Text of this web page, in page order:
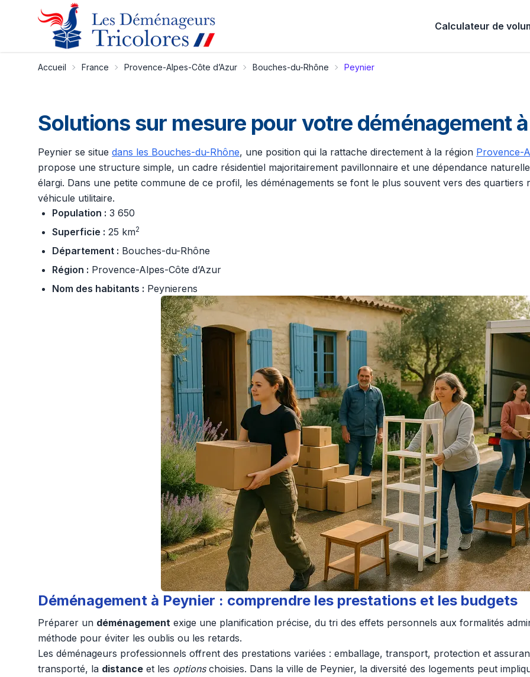
Calculateur de
Accueil France Provence-Alpes-Côte d’Azur Bouches-du-Rhône Peynier
Solutions sur mesure pour votre déménagement
Peynier se situe dans les Bouches-du-Rhône, une position qui la rattache directement à la région Provence-
propose une structure simple, un cadre résidentiel majoritairement pavillonnaire et une dépendance
élargi. Dans une petite commune de ce profil, les déménagements se font le plus souvent vers des quartiers
véhicule utilitaire.
Population : 3 650
Superficie : 25 km2
Département : Bouches-du-Rhône
Région : Provence-Alpes-Côte d’Azur
Nom des habitants : Peynierens
Déménagement à Peynier : comprendre les prestations et les budgets
Préparer un déménagement exige une planification précise, du tri des effets personnels aux formalités
méthode pour éviter les oublis ou les retards.
Les déménageurs professionnels offrent des prestations variées : emballage, transport, protection et
transporté, la distance et les optionschoisies. Dans la ville de Peynier, la diversité des logements peut